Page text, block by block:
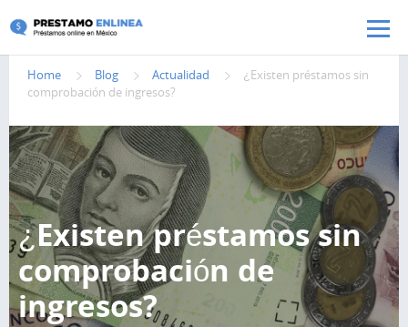
Pasar al contenido principal
Home Blog Actualidad
¿Existen préstamos sin
comprobación de ingresos?
¿Existen préstamos sin
comprobación de
ingresos?